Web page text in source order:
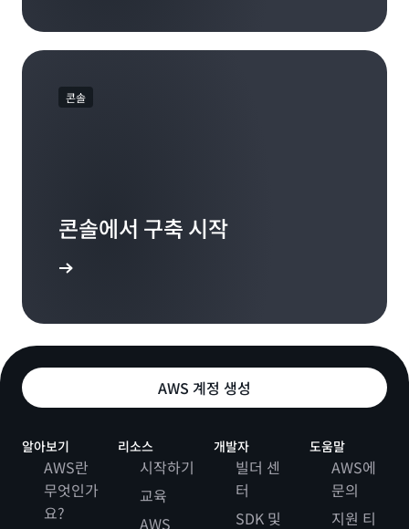
콘솔
콘솔에서 구축 시작
AWS 계정 생성
알아보기
AWS란
무엇인가
요?
리소스
시작하기
교육
AWS
개발자
빌더 센
터
SDK 및
도움말
AWS에
문의
지원 티